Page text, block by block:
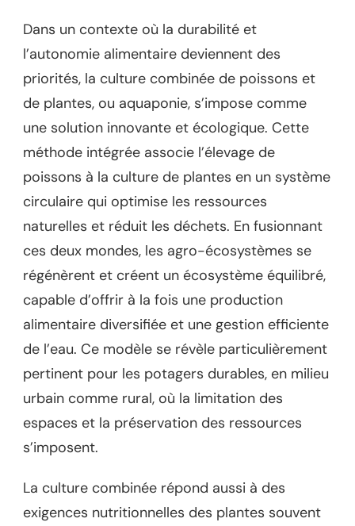
Dans un contexte où la durabilité et
l’autonomie alimentaire deviennent des
priorités, la culture combinée de poissons et
de plantes, ou aquaponie, s’impose comme
une solution innovante et écologique. Cette
méthode intégrée associe l’élevage de
poissons à la culture de plantes en un système
circulaire qui optimise les ressources
naturelles et réduit les déchets. En fusionnant
ces deux mondes, les agro-écosystèmes se
régénèrent et créent un écosystème équilibré,
capable d’offrir à la fois une production
alimentaire diversifiée et une gestion efficiente
de l’eau. Ce modèle se révèle particulièrement
pertinent pour les potagers durables, en milieu
urbain comme rural, où la limitation des
espaces et la préservation des ressources
s’imposent.
La culture combinée répond aussi à des
exigences nutritionnelles des plantes souvent